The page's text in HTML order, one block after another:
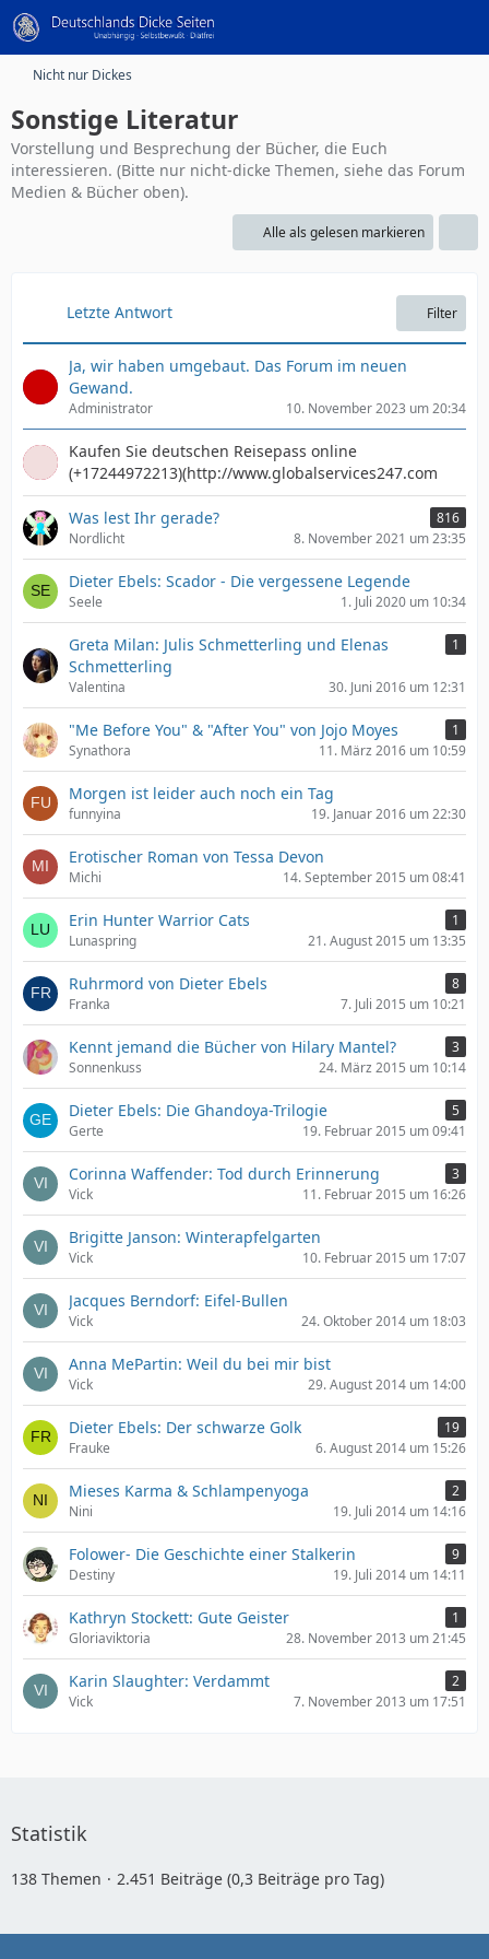
Nicht nur Dickes
Sonstige Literatur
Vorstellung und Besprechung der Bücher, die Euch
interessieren. (Bitte nur nicht-dicke Themen, siehe das Forum
Medien & Bücher oben).
Alle als gelesen markieren
Letzte Antwort Filter
Ja, wir haben umgebaut. Das Forum im neuen
Gewand.
Administrator 10. November 2023 um 20:34
Kaufen Sie deutschen Reisepass online
(+17244972213)(http://www.globalservices247.com
Was lest Ihr gerade?
816
Nordlicht
8. November 2021 um 23:35
Dieter Ebels: Scador - Die vergessene Legende
Seele 1. Juli 2020 um 10:34
Greta Milan: Julis Schmetterling und Elenas
Schmetterling
1
Valentina 30. Juni 2016 um 12:31
"Me Before You" & "After You" von Jojo Moyes
1
Synathora
11. März 2016 um 10:59
Morgen ist leider auch noch ein Tag
funnyina 19. Januar 2016 um 22:30
Erotischer Roman von Tessa Devon
Michi 14. September 2015 um 08:41
Erin Hunter Warrior Cats
1
Lunaspring
21. August 2015 um 13:35
Ruhrmord von Dieter Ebels
8
Franka
7. Juli 2015 um 10:21
Kennt jemand die Bücher von Hilary Mantel?
3
Sonnenkuss
24. März 2015 um 10:14
Dieter Ebels: Die Ghandoya-Trilogie
5
Gerte
19. Februar 2015 um 09:41
Corinna Waffender: Tod durch Erinnerung
3
Vick
11. Februar 2015 um 16:26
Brigitte Janson: Winterapfelgarten
Vick 10. Februar 2015 um 17:07
Jacques Berndorf: Eifel-Bullen
Vick 24. Oktober 2014 um 18:03
Anna MePartin: Weil du bei mir bist
Vick 29. August 2014 um 14:00
Dieter Ebels: Der schwarze Golk
19
Frauke
6. August 2014 um 15:26
Mieses Karma & Schlampenyoga
2
Nini
19. Juli 2014 um 14:16
Folower- Die Geschichte einer Stalkerin
9
Destiny
19. Juli 2014 um 14:11
Kathryn Stockett: Gute Geister
1
Gloriaviktoria
28. November 2013 um 21:45
Karin Slaughter: Verdammt
2
Vick
7. November 2013 um 17:51
Statistik
138 Themen 2.451 Beiträge (0,3 Beiträge pro Tag)